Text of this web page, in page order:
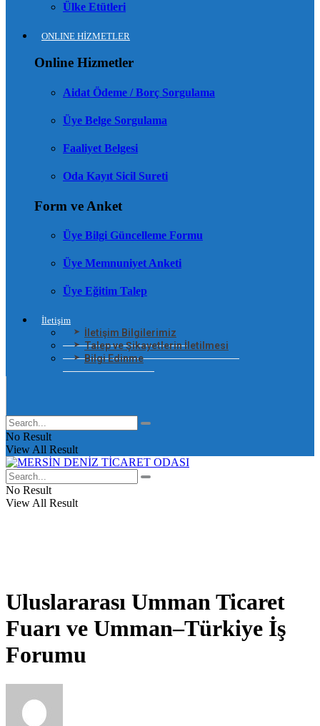
Ülke Etütleri
ONLINE HİZMETLER
Online Hizmetler
Aidat Ödeme / Borç Sorgulama
Üye Belge Sorgulama
Faaliyet Belgesi
Oda Kayıt Sicil Sureti
Form ve Anket
Üye Bilgi Güncelleme Formu
Üye Memnuniyet Anketi
Üye Eğitim Talep
İletişim
İletişim Bilgilerimiz
Talep ve Şikayetlerin İletilmesi
Bilgi Edinme
No Result
View All Result
No Result
View All Result
Uluslararası Umman Ticaret
Fuarı ve Umman–Türkiye İş
Forumu